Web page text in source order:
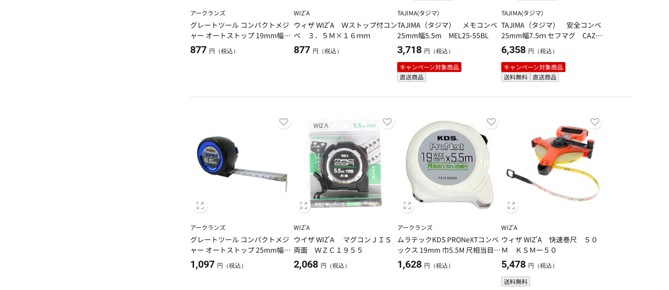
アークランズ
グレートツール コンパクトメジ
ャー オートストップ 19mm幅×
3.5m
877 円（税込）
WIZ'A
ウィザ WIZ'A Ｗストップ付コン
ベ ３．５Ｍ×１６ｍｍ
877 円（税込）
TAJIMA(タジマ)
TAJIMA（タジマ） メモコンベ
25mm幅5.5m MEL25-55BL
3,718 円（税込）
キャンペーン対象商品
直送商品
TAJIMA(タジマ)
TAJIMA（タジマ） 安全コンベ
25mm幅7.5ｍ セフマグ CAZ4M
2575
6,358 円（税込）
キャンペーン対象商品
送料無料
直送商品
アークランズ
グレートツール コンパクトメジ
ャー オートストップ 25mm幅×
5.5m
1,097 円（税込）
WIZ'A
ウイザ WIZ'A マグコンＪＩＳ
両面 ＷＺＣ１９５５
2,068 円（税込）
アークランズ
ムラテックKDS PRONeXTコンベ
ックス 19mm 巾5.5M 尺相当目盛
付 PX19-55SSA
1,628 円（税込）
WIZ'A
ウィザ WIZ'A 快速巻尺 ５０
Ｍ ＫＳＭー５０
5,478 円（税込）
送料無料